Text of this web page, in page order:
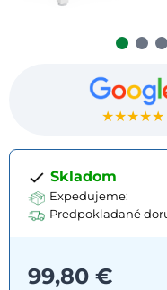
★★★★★
Skladom
Expedujeme:
Predpokladané
99,80 €